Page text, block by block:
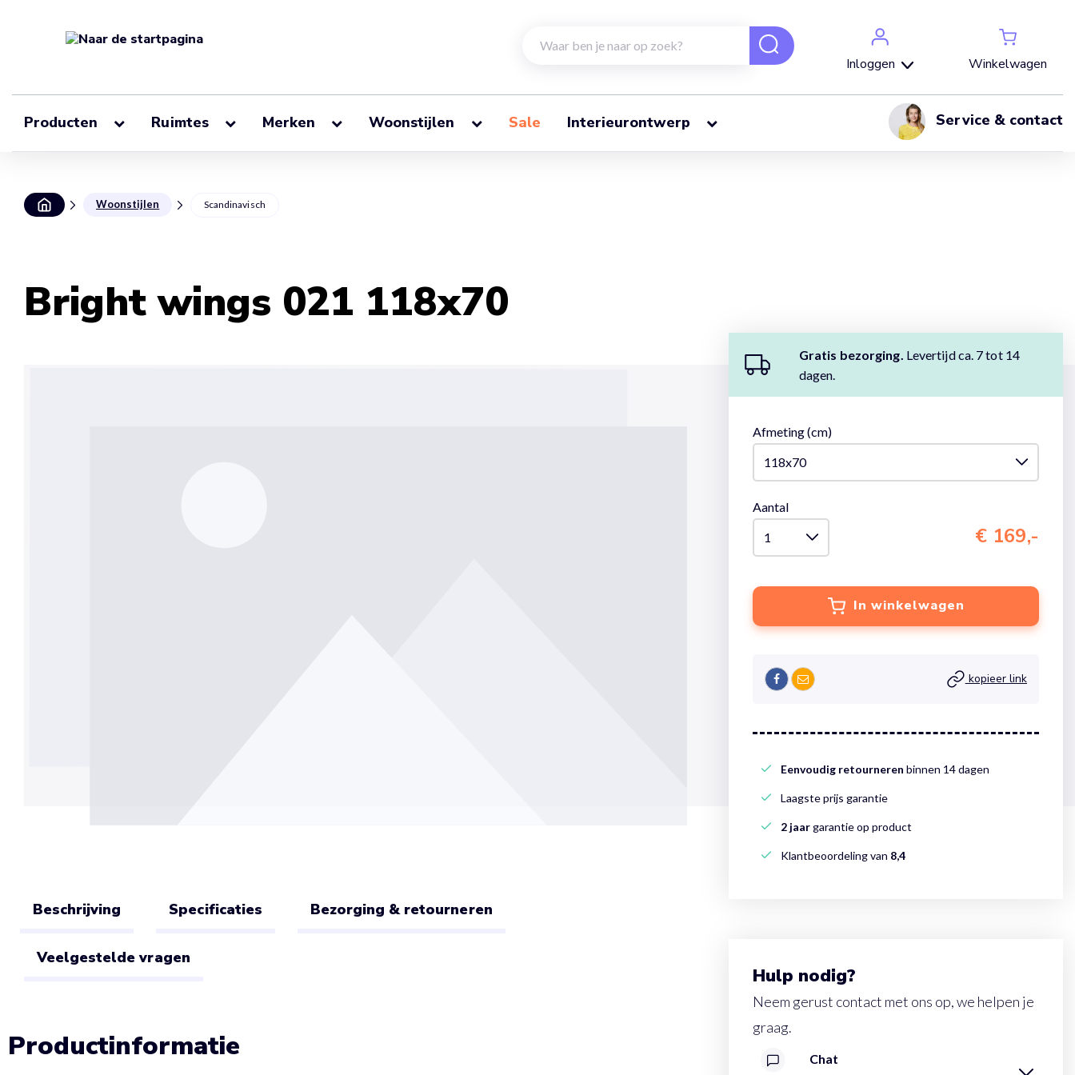
Inloggen Winkelwagen
Producten Ruimtes Merken Woonstijlen Sale Interieurontwerp Service & contact
Woonstijlen Scandinavisch
Bright wings 021 118x70
Beschrijving Specificaties Bezorging & retourneren
Veelgestelde vragen
Productinformatie
Gratis bezorging. Levertijd ca. 7 tot 14
dagen.
Afmeting (cm)
Aantal
€ 169,-
In winkelwagen
kopieer link
Eenvoudig retourneren binnen 14 dagen
Laagste prijs garantie
2 jaargarantie op product
Klantbeoordeling van 8,4
Hulp nodig?
Neem gerust contact met ons op, we helpen je
graag.
Chat